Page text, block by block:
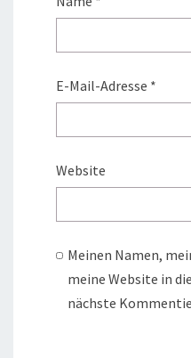
E-Mail-Adresse *
Website
Meinen Namen,
meine Website in
nächste